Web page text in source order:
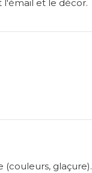
l'émail et le décor.
(couleurs, glaçure).